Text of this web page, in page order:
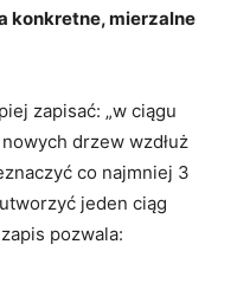
konkretne, mierzalne
zapisać: „w ciągu
drzew wzdłuż
co najmniej 3
jeden ciąg
pozwala: